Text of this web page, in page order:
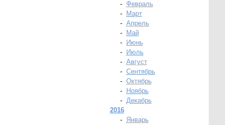
- Февраль
-
Март
- Апрель
-
Май
-
Июнь
-
Июль
- Август
- Сентябрь
- Октябрь
-
Ноябрь
- Декабрь
2016
-
Январь